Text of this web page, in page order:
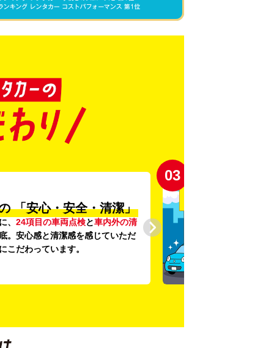
「安心・安全・清潔」
、 24項目の車両点検と車内外の清
。安心感と清潔感を感じていただ
こだわっています。
03